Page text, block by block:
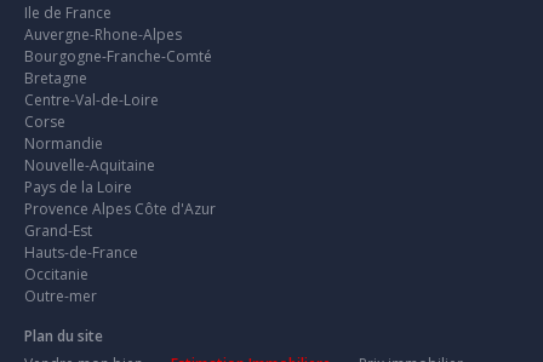
Ile de France
Auvergne-Rhone-Alpes
Bourgogne-Franche-Comté
Bretagne
Centre-Val-de-Loire
Corse
Normandie
Nouvelle-Aquitaine
Pays de la Loire
Provence Alpes Côte d'Azur
Grand-Est
Hauts-de-France
Occitanie
Outre-mer
Plan du site